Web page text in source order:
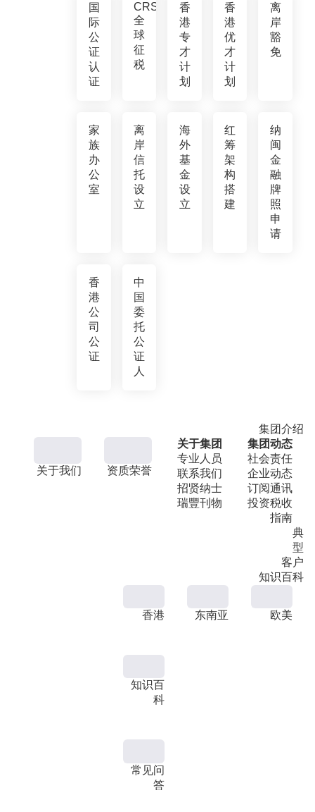
国
际
公
证
认
证
CRS
全
球
征
税
香
港
专
才
计
划
香
港
优
才
计
划
离
岸
豁
免
家
族
办
公
室
离
岸
信
托
设
立
海
外
基
金
设
立
红
筹
架
构
搭
建
纳
闽
金
融
牌
照
申
请
香
港
公
司
公
证
中
国
委
托
公
证
人
集团介绍
关于我们 资质荣誉
关于集团
专业人员
联系我们
招贤纳士
瑞豐刊物
集团动态
社会责任
企业动态
订阅通讯
投资税收
指南
典
型
客户
知识百科
香港 东南亚 欧美
知识百
科
常见问
答